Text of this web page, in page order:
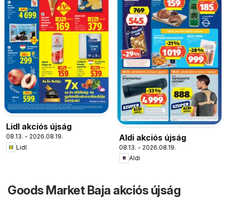
Lidl akciós újság
08.13. - 2026.08.19.
Lidl
Aldi akciós újság
08.13. - 2026.08.19.
Aldi
Goods Market Baja akciós újság